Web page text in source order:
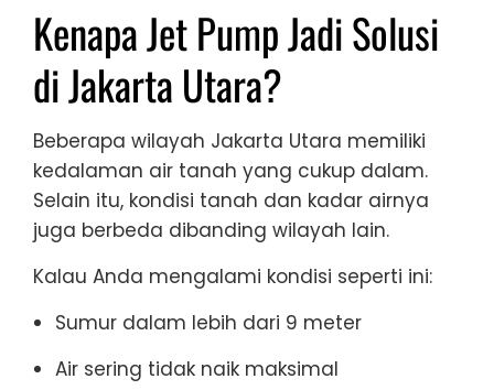
Kenapa Jet Pump Jadi Solusi
di Jakarta Utara?
Beberapa wilayah Jakarta Utara memiliki
kedalaman air tanah yang cukup dalam.
Selain itu, kondisi tanah dan kadar airnya
juga berbeda dibanding wilayah lain.
Kalau Anda mengalami kondisi seperti ini:
Sumur dalam lebih dari 9 meter
Air sering tidak naik maksimal